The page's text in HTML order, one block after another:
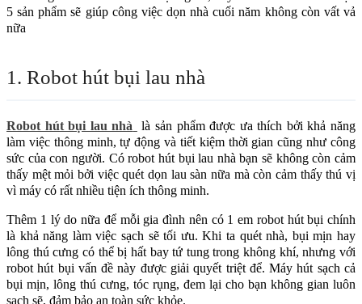
5 sản phẩm sẽ giúp công việc dọn nhà cuối năm không còn vất vả
nữa
1. Robot hút bụi lau nhà
Robot hút bụi lau nhà
là sản phẩm được ưa thích bởi khả năng
làm việc thông minh, tự động và tiết kiệm thời gian cũng như công
sức của con người. Có robot hút bụi lau nhà bạn sẽ không còn cảm
thấy mệt mỏi bởi việc quét dọn lau sàn nữa mà còn cảm thấy thú vị
vì máy có rất nhiều tiện ích thông minh.
Thêm 1 lý do nữa để mỗi gia đình nên có 1 em robot hút bụi chính
là khả năng làm việc sạch sẽ tối ưu. Khi ta quét nhà, bụi mịn hay
lông thú cưng có thể bị hất bay tứ tung trong không khí, nhưng với
robot hút bụi vấn đề này được giải quyết triệt để. Máy hút sạch cả
bụi mịn, lông thú cưng, tóc rụng, đem lại cho bạn không gian luôn
sạch sẽ, đảm bảo an toàn sức khỏe.